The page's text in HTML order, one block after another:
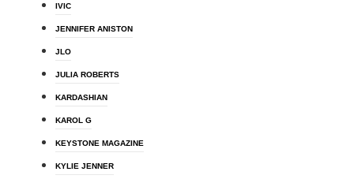
IVIC
JENNIFER ANISTON
JLO
JULIA ROBERTS
KARDASHIAN
KAROL G
KEYSTONE MAGAZINE
KYLIE JENNER